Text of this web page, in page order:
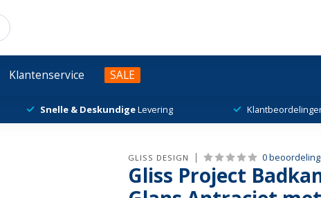
Klantenservice SALE
Snelle & DeskundigeLevering
GLISS DESIGN 0
Gliss Project